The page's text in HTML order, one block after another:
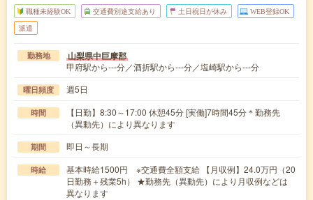
職種未経験OK 交通費別途支給あり 土日祝日が休み WEB登録OK
派遣
勤務地 山梨県中巨摩郡
甲府駅から---分／酒折駅から---分／塩崎駅から---分
曜日頻度 週5日
時間
【日勤】8:30～17:00 休憩45分 [実働]7時間45分＊勤務先
（異動先）により異なります
期間 即日～長期
時給
基本時給1500円 ※交通費全額支給 【月収例】24.0万円（20
日勤務＋残業5h） ★勤務先（異動先）により月収例などは
異なります